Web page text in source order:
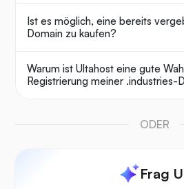
Ist es möglich, eine bereits
Domain zu kaufen?
Warum ist Ultahost eine gute
Registrierung meiner .industries-
ODER
Frag